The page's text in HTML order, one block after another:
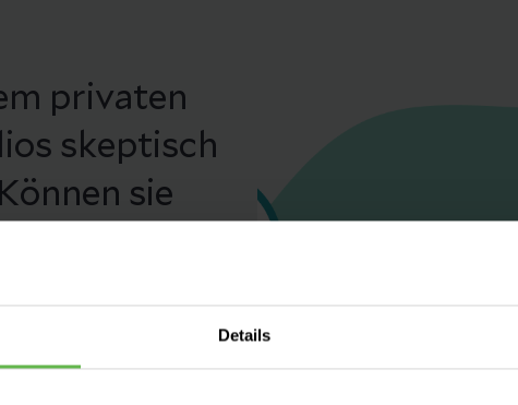
Details
privaten
skeptisch
sie
Jahre
von